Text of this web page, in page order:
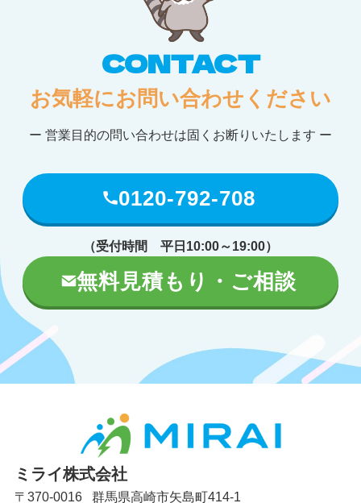
CONTACT
お気軽にお問い合わせください
ー 営業目的の問い合わせは固くお断りいたします ー
0120-792-708
（受付時間 平日10:00～19:00）
無料見積もり・ご相談
ミライ株式会社
〒370-0016 群馬県高崎市矢島町414-1